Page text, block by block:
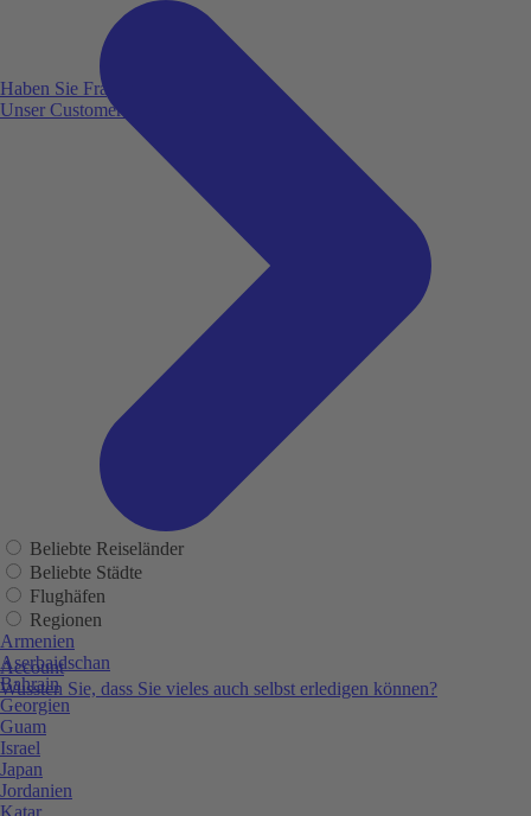
Haben Sie Fragen?
Unser Customer Service ist für Sie da!
Account
Wussten Sie, dass Sie vieles auch selbst erledigen können?
Beliebte Reiseländer
Beliebte Städte
Flughäfen
Regionen
Armenien
Aserbaidschan
Bahrain
Georgien
Guam
Israel
Japan
Jordanien
Katar